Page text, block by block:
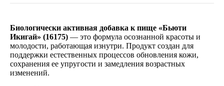
Биологически активная добавка к пище «Бьюти
Икигай» (16175) — это формула осознанной красоты и
молодости, работающая изнутри. Продукт создан для
поддержки естественных процессов обновления кожи,
сохранения ее упругости и замедления возрастных
изменений.